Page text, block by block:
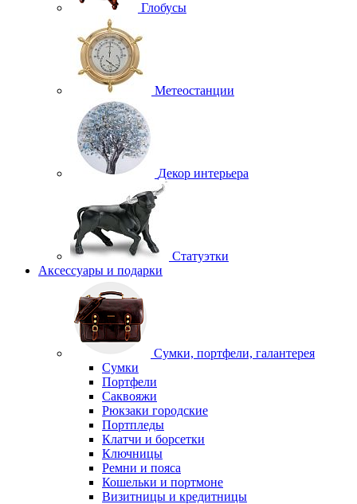
Глобусы
Метеостанции
Декор интерьера
Статуэтки
Аксессуары и подарки
Сумки, портфели, галантерея
Сумки
Портфели
Саквояжи
Рюкзаки городские
Портпледы
Клатчи и борсетки
Ключницы
Ремни и пояса
Кошельки и портмоне
Визитницы и кредитницы